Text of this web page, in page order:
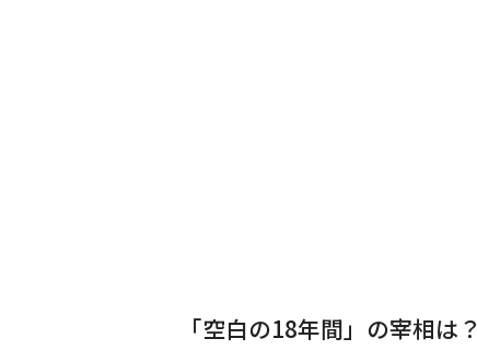
「空白の18年間」の宰相は？